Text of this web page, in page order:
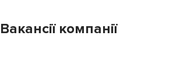
Вакансії компанії